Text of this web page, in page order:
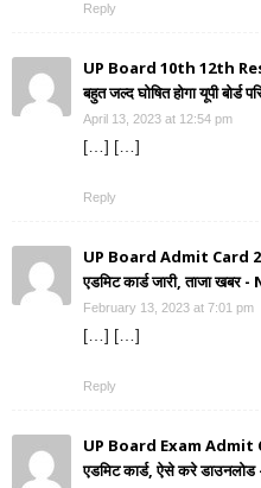
Reply
UP Board 10th 12th
बहुत जल्द घोषित होगा यूपी
April 13, 2023 at 12:54 pm
[…] […]
Reply
UP Board Admit Card
एडमिट कार्ड जारी, ताजा
February 13, 2023 at 7:01 pm
[…] […]
Reply
UP Board Exam Admit
एडमिट कार्ड, ऐसे करे